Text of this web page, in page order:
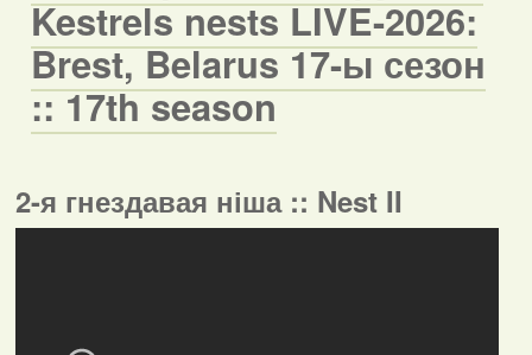
Kestrels nests LIVE-2026:
Brest, Belarus 17-ы сезон
:: 17th season
2-я гнездавая ніша :: Nest II